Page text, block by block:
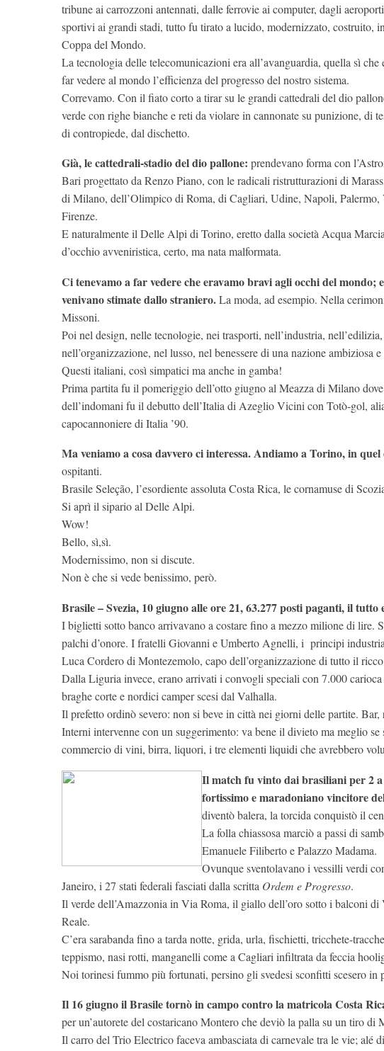
tribune ai carrozzoni antennati, dalle ferrovie ai computer, dagli
sportivi ai grandi stadi, tutto fu tirato a lucido, modernizzato, costruito,
Coppa del Mondo.
La tecnologia delle telecomunicazioni era all’avanguardia, quella sì che
far vedere al mondo l’efficienza del progresso del nostro sistema.
Correvamo. Con il fiato corto a tirar su le grandi cattedrali del dio
verde con righe bianche e reti da violare in cannonate su punizione, di
di contropiede, dal dischetto.
Già, le cattedrali-stadio del dio pallone: prendevano forma con
Bari progettato da Renzo Piano, con le radicali ristrutturazioni di
di Milano, dell’Olimpico di Roma, di Cagliari, Udine, Napoli, Palermo,
Firenze.
E naturalmente il Delle Alpi di Torino, eretto dalla società Acqua
d’occhio avveniristica, certo, ma nata malformata.
Ci tenevamo a far vedere che eravamo bravi agli occhi del
venivano stimate dallo straniero.La moda, ad esempio. Nella
Missoni.
Poi nel design, nelle tecnologie, nei trasporti, nell’industria,
nell’organizzazione, nel lusso, nel benessere di una nazione ambiziosa
Questi italiani, così simpatici ma anche in gamba!
Prima partita fu il pomeriggio dell’otto giugno al Meazza di Milano
dell’indomani fu il debutto dell’Italia di Azeglio Vicini con Totò-gol,
capocannoniere di Italia ’90.
Ma veniamo a cosa davvero ci interessa. Andiamo a Torino, in
ospitanti.
Brasile Seleção, l’esordiente assoluta Costa Rica, le cornamuse di
Si aprì il sipario al Delle Alpi.
Wow!
Bello, sì,sì.
Modernissimo, non si discute.
Non è che si vede benissimo, però.
Brasile – Svezia, 10 giugno alle ore 21, 63.277 posti paganti, il tutto
I biglietti sotto banco arrivavano a costare fino a mezzo milione di lire.
palchi d’onore. I fratelli Giovanni e Umberto Agnelli, i principi
Luca Cordero di Montezemolo, capo dell’organizzazione di tutto il
Dalla Liguria invece, erano arrivati i convogli speciali con 7.000
braghe corte e nordici camper scesi dal Valhalla.
Il prefetto ordinò severo: non si beve in città nei giorni delle partite.
Interni intervenne con un suggerimento: va bene il divieto ma meglio
commercio di vini, birra, liquori, i tre elementi liquidi che avrebbero
Il match fu vinto dai brasiliani per 2
fortissimo e maradoniano vincitore
diventò balera, la torcida conquistò il
La folla chiassosa marciò a passi di
Emanuele Filiberto e Palazzo Madama.
Ovunque sventolavano i vessilli verdi
Janeiro, i 27 stati federali fasciati dalla scritta Ordem e Progresso.
Il verde dell’Amazzonia in Via Roma, il giallo dell’oro sotto i balconi
Reale.
C’era sarabanda fino a tarda notte, grida, urla, fischietti, tricchete-
teppismo, nasi rotti, manganelli come a Cagliari infiltrata da feccia
Noi torinesi fummo più fortunati, persino gli svedesi sconfitti scesero in
Il 16 giugno il Brasile tornò in campo contro la matricola Costa
per un’autorete del costaricano Montero che deviò la palla su un tiro di
Il carro del Trio Electrico faceva ambasciata di carnevale tra le vie; alé